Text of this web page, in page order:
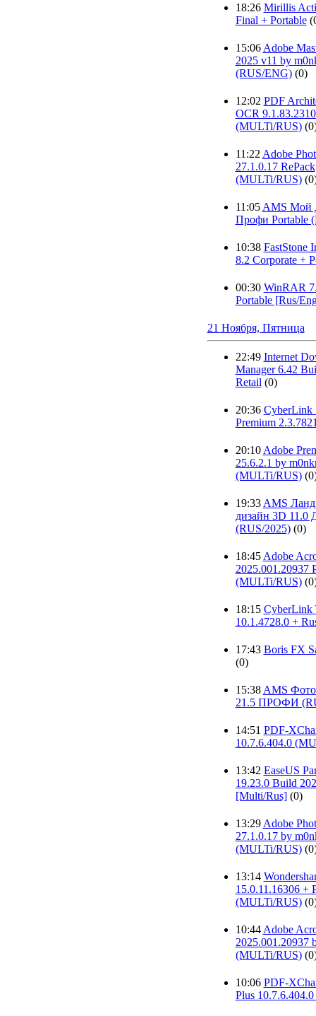
18:26 Mirillis
Final + Portable
15:06 Adobe
2025 v11 by
(RUS/ENG) (0)
12:02 PDF
OCR
(MULTi/RUS)
11:22 Adobe
27.1.0.17 RePack
(MULTi/RUS)
11:05 AMS Мой
Профи Portable
10:38 FastStone
8.2 Corporate +
00:30 WinRAR
Portable [Rus/
21 Ноября, Пятница
22:49 Internet
Manager 6.42
Retail (0)
20:36 CyberLink
Premium
20:10 Adobe
25.6.2.1 by
(MULTi/RUS)
19:33 AMS
дизайн 3D 11.0
(RUS/2025) (0)
18:45 Adobe
2025.001.20937
(MULTi/RUS)
18:15 CyberLink
10.1.4728.0 +
17:43 Boris FX
(0)
15:38 AMS
21.5 ПРОФИ
14:51 PDF-
10.7.6.404.0
13:42 EaseUS
19.23.0 Build
[Multi/Rus] (0)
13:29 Adobe
27.1.0.17 by
(MULTi/RUS)
13:14
15.0.11.16306 +
(MULTi/RUS)
10:44 Adobe
2025.001.20937
(MULTi/RUS)
10:06 PDF-
Plus